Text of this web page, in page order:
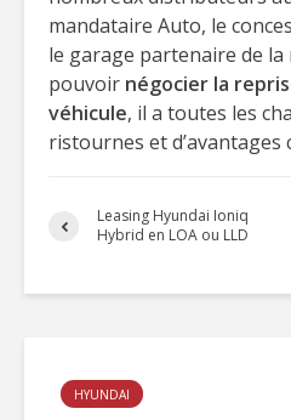
mandataire Auto, le
le garage partenaire de la
pouvoir négocier la
véhicule, il a toutes les
ristournes et d’avantages
Leasing Hyundai Ioniq
Hybrid en LOA ou LLD
HYUNDAI